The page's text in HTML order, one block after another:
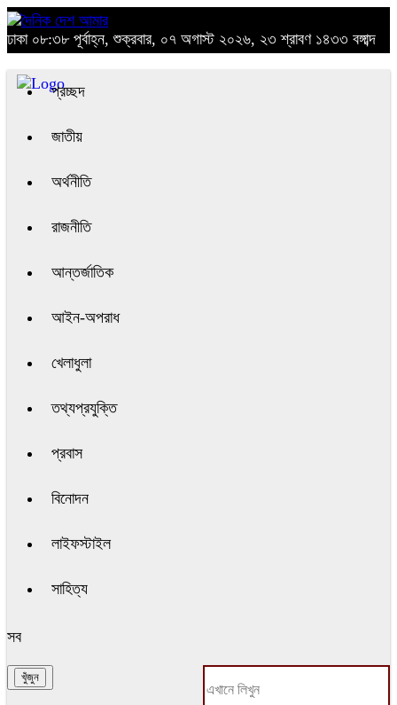
ঢাকা ০৮:৩৮ পূর্বাহ্ন, শুক্রবার, ০৭ অগাস্ট ২০২৬, ২৩ শ্রাবণ ১৪৩৩ বঙ্গাব্দ
প্রচ্ছদ
জাতীয়
অর্থনীতি
রাজনীতি
আন্তর্জাতিক
আইন-অপরাধ
খেলাধুলা
তথ্যপ্রযুক্তি
প্রবাস
বিনোদন
লাইফস্টাইল
সাহিত্য
সব